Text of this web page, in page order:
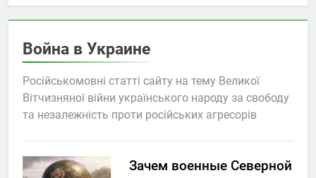
Концерти у Світязі:
літня музична
цікаві музичні події
разом із MTicket
2 Недели Спустя
Чи можна
перевестися до
Twice: сучасний
жіночий одяг,
Война в Украине
Російськомовні статті сайту на тему Великої
Вітчизняної війни українського народу за свободу
та незалежність проти російських агресорів
Зачем военные Северной